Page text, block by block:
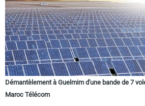
Démantèlement à Guelmim d'une bande de 7
Maroc Télécom